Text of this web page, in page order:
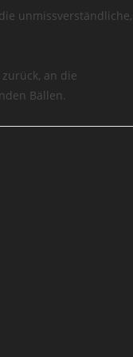
unmissverständliche,
an die
Bällen.